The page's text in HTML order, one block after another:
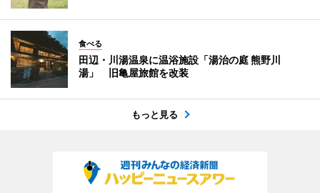
食べる
田辺・川湯温泉に温浴施設「湯治の庭 熊野川
湯」 旧亀屋旅館を改装
もっと見る